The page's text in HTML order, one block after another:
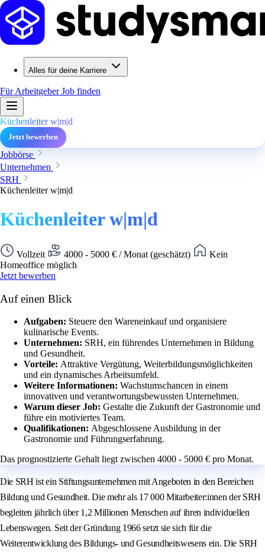
Alles für deine Karriere
Für ArbeitgeberJob finden
Küchenleiter w|m|d
Jetzt bewerben
Jobbörse
Unternehmen
SRH
Küchenleiter w|m|d
Küchenleiter w|m|d
Vollzeit 4000 - 5000 € / Monat (geschätzt)
Kein
Homeoffice möglich
Jetzt bewerben
Auf einen Blick
Aufgaben: Steuere den Wareneinkauf und organisiere
kulinarische Events.
Unternehmen: SRH, ein führendes Unternehmen in Bildung
und Gesundheit.
Vorteile: Attraktive Vergütung, Weiterbildungsmöglichkeiten
und ein dynamisches Arbeitsumfeld.
Weitere Informationen: Wachstumschancen in einem
innovativen und verantwortungsbewussten Unternehmen.
Warum dieser Job: Gestalte die Zukunft der Gastronomie und
führe ein motiviertes Team.
Qualifikationen: Abgeschlossene Ausbildung in der
Gastronomie und Führungserfahrung.
Das prognostizierte Gehalt liegt zwischen 4000 - 5000 € pro Monat.
Die SRH ist ein Stiftungsunternehmen mit Angeboten in den Bereichen
Bildung und Gesundheit. Die mehr als 17 000 Mitarbeiter:innen der SRH
begleiten jährlich über 1,2 Millionen Menschen auf ihren individuellen
Lebenswegen. Seit der Gründung 1966 setzt sie sich für die
Weiterentwicklung des Bildungs- und Gesundheitswesens ein. Die SRH